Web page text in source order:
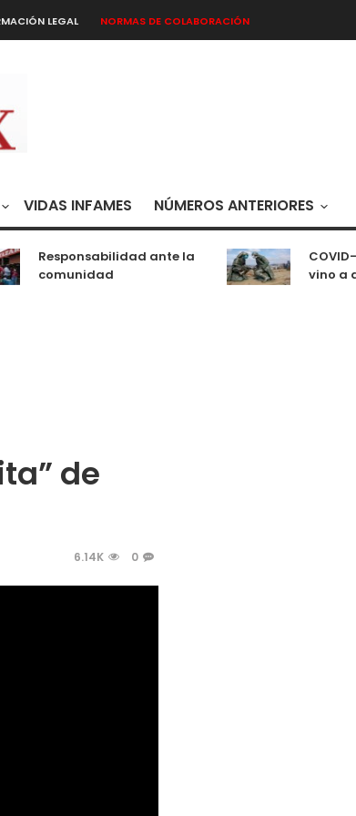
LEGAL NORMAS DE COLABORACIÓN
VIDAS INFAMES NÚMEROS ANTERIORES
Responsabilidad ante la
comunidad
COVID-
vino a
de
6.14K 0